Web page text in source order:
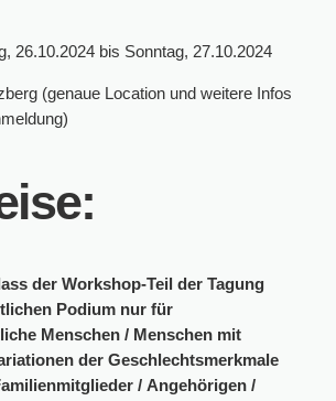
26.10.2024 bis Sonntag, 27.10.2024
(genaue Location und weitere Infos
der Workshop-Teil der Tagung
Podium nur für
Menschen / Menschen mit
der Geschlechtsmerkmale
/ Angehörigen /